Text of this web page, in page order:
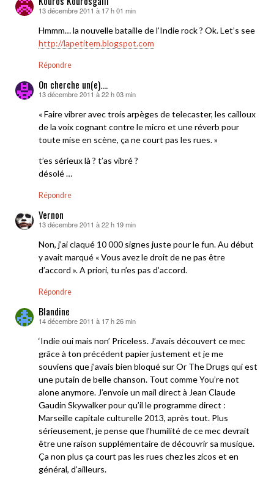
dit :
13 décembre 2011 à 17 h 01 min
Hmmm… la nouvelle bataille de l’Indie rock ? Ok. Let’s see
http://lapetitem.blogspot.com
Répondre
On cherche un(e)....
dit :
13 décembre 2011 à 22 h 03 min
« Faire vibrer avec trois arpèges de telecaster, les cailloux
de la voix cognant contre le micro et une réverb pour
toute mise en scène, ça ne court pas les rues. »
t’es sérieux là ? t’as vibré ?
désolé …
Répondre
Vernon
dit :
13 décembre 2011 à 22 h 19 min
Non, j’ai claqué 10 000 signes juste pour le fun. Au début
y avait marqué « Vous avez le droit de ne pas être
d’accord ». A priori, tu n’es pas d’accord.
Répondre
Blandine
dit :
14 décembre 2011 à 17 h 26 min
‘Indie oui mais non’ Priceless. J’avais découvert ce mec
grâce à ton précédent papier justement et je me
souviens que j’avais bien bloqué sur Or The Drugs qui est
une putain de belle chanson. Tout comme You’re not
alone anymore. J’envoie un mail direct à Jean Claude
Gaudin Skywalker pour qu’il le programme direct :
Marseille capitale culturelle 2013, après tout. Plus
sérieusement, je pense que l’humilité de ce mec devrait
être une raison supplémentaire de découvrir sa musique.
Ça non plus ça court pas les rues chez les zicos et en
général, d’ailleurs.